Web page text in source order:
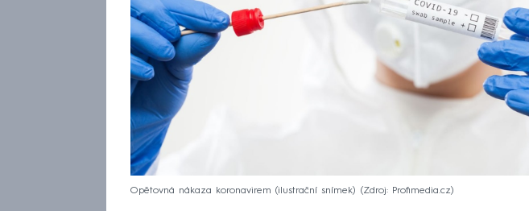
Opětovná nákaza koronavirem (ilustrační snímek) Zdroj: Profimedia.cz